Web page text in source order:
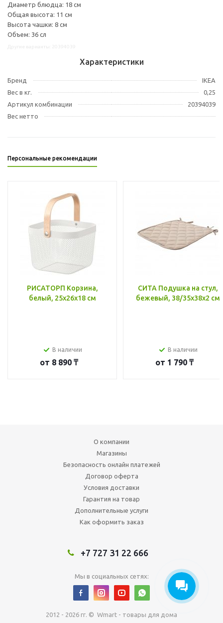
Диаметр блюдца: 18 см
Общая высота: 11 см
Высота чашки: 8 см
Объем: 36 сл
Характеристики
Бренд
IKEA
Вес в кг.
0,25
Артикул комбинации
20394039
Вес нетто
Персональные рекомендации
РИСАТОРП Корзина,
белый, 25x26x18 см
В наличии
от 8 890 ₸
СИТА Подушка на стул,
бежевый, 38/35x38x2 см
В наличии
от 1 790 ₸
О компании
Магазины
Безопасность онлайн платежей
Договор оферта
Условия доставки
Гарантия на товар
Дополнительные услуги
Как оформить заказ
+7 727 31 22 666
Мы в социальных сетях:
2012 - 2026 гг. © Wmart - товары для дома